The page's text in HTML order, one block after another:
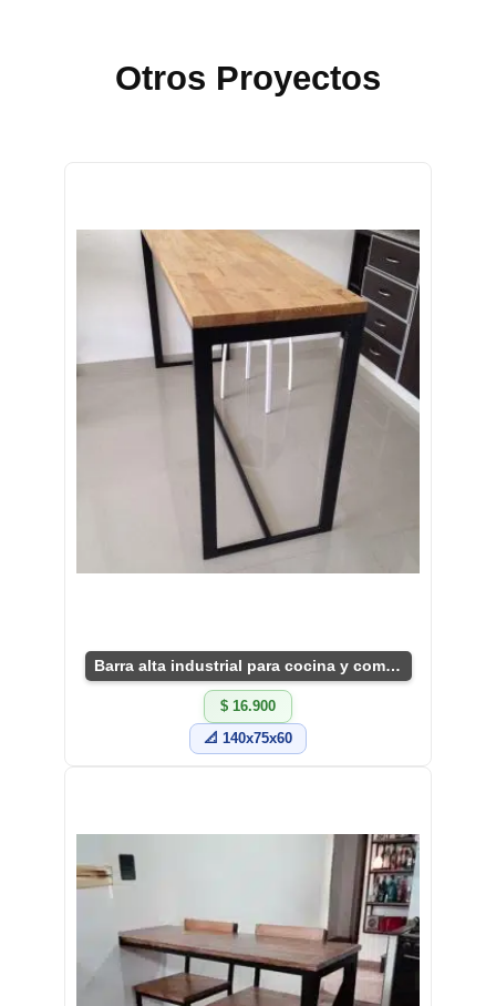
Otros Proyectos
Barra alta industrial para cocina y comedor
$ 16.900
📐 140x75x60